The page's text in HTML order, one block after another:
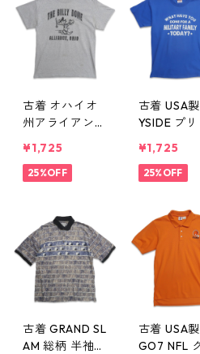
古着 オハイオ
州アライアンス
ーム プリントT
シャツ 杢グレ
0527
¥1,725
25%OFF
古着 USA
YSIDE プリ
表記：L
6053n
¥1,725
25%OFF
古着 GRAND SL
AM 総柄 半袖
古着 USA
GO7 NFL